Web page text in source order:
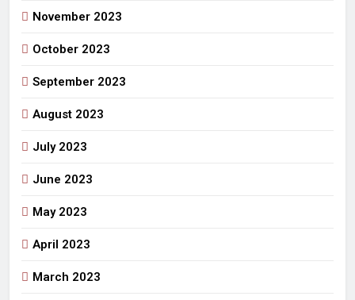
November 2023
October 2023
September 2023
August 2023
July 2023
June 2023
May 2023
April 2023
March 2023